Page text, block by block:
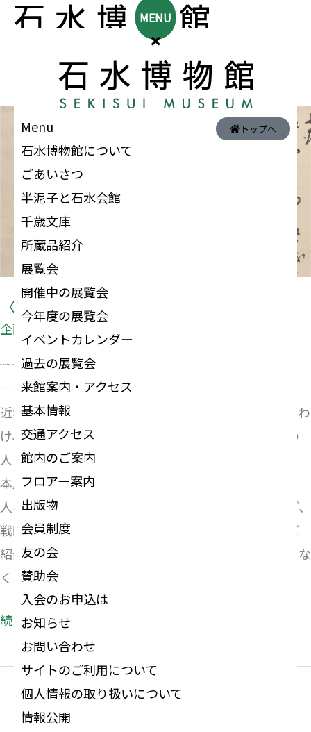
MENU
トップへ
Menu
石水博物館について
ごあいさつ
半泥子と石水会館
千歳文庫
所蔵品紹介
展覧会
開催中の展覧会
今年度の展覧会
イベントカレンダー
過去の展覧会
来館案内・アクセス
基本情報
交通アクセス
館内のご案内
フロアー案内
出版物
会員制度
友の会
賛助会
入会のお申込は
お知らせ
お問い合わせ
サイトのご利用について
個人情報の取り扱いについて
情報公開
〈企画展〉戦国乱世と藤堂高虎
企画展
近年、戦国武将の手紙の発見が相次いでいます。とりわ
け、初代津藩主の藤堂高虎は多くの手紙を残し、その
人となりをしのぶことができます。
本展では、織田信長や豊臣秀吉、徳川家康らの天下
人、そして彼らに仕えた名だたる武将たちや高虎など、
戦国乱世を躍動した人びとの手紙やゆかりの品々をご
紹介します。武将たちの迫力ある筆跡をぜひお見逃しな
く!
と
藤
堂
続きを読む »